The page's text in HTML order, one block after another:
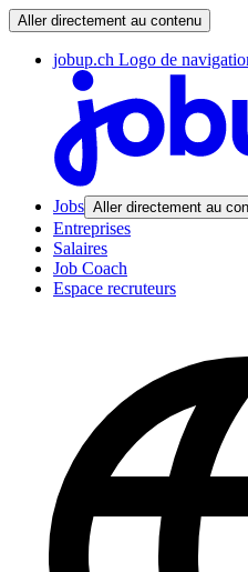
Aller directement au contenu
jobup.ch Logo de
Jobs Aller directement au
Entreprises
Salaires
Job Coach
Espace recruteurs